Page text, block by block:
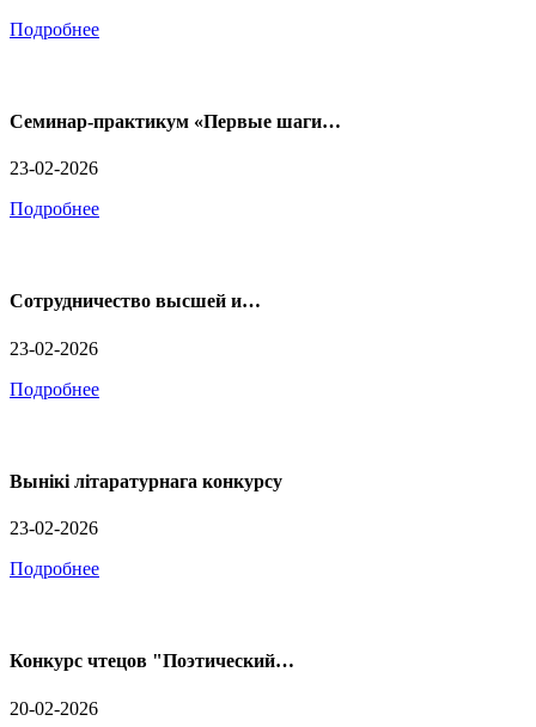
Подробнее
Семинар-практикум «Первые шаги…
23-02-2026
Подробнее
Сотрудничество высшей и…
23-02-2026
Подробнее
Вынікі літаратурнага конкурсу
23-02-2026
Подробнее
Конкурс чтецов "Поэтический…
20-02-2026